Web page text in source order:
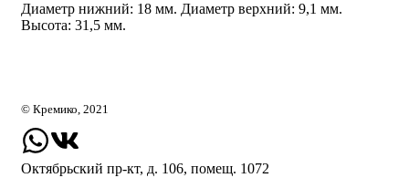
Диаметр нижний: 18 мм. Диаметр верхний: 9,1 мм.
Высота: 31,5 мм.
© Кремико, 2021
Октябрьский пр-кт, д. 106, помещ. 1072